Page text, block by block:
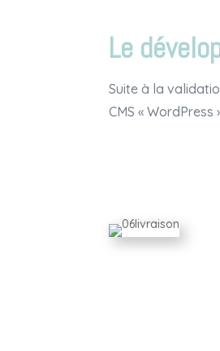
Le
Suite à la
CMS « WordPress